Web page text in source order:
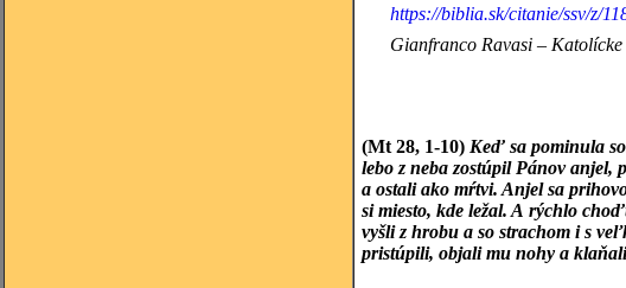
https://biblia.sk/citanie/ssv/z/
GianfrancoRavasi – Katolícke
(Mt 28, 1-10) Keď sa pominula
lebo z neba zostúpil Pánov anjel,
a ostali ako mŕtvi. Anjel sa
si miesto, kde ležal. A rýchlo
vyšli z hrobu a so strachom i s
pristúpili, objali mu nohy a